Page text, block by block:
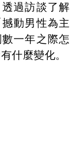
過訪談了解
動男性為主
一年之際怎
什麼變化。